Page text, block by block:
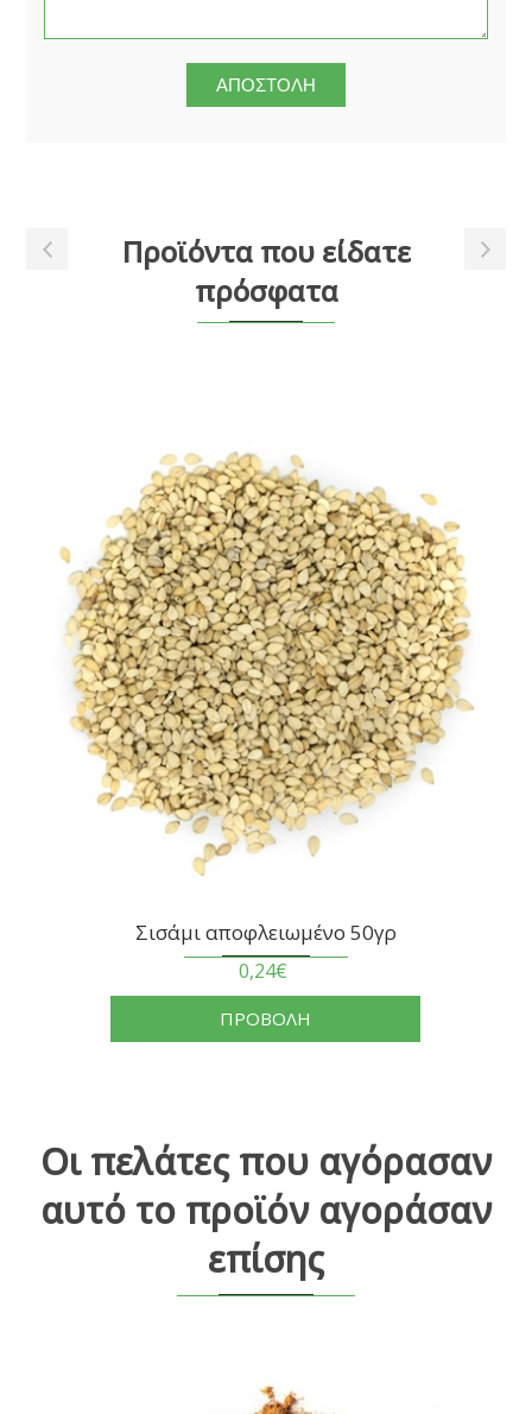
Προϊόντα που είδατε
πρόσφατα
Σισάμι αποφλειωμένο 50γρ
0,24€
ΠΡΟΒΟΛΗ
Οι πελάτες που αγόρασαν
αυτό το προϊόν αγοράσαν
επίσης